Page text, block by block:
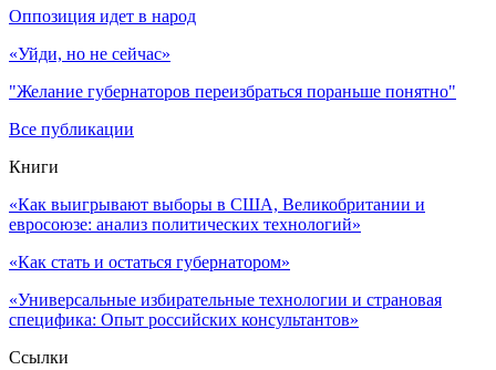
Оппозиция идет в народ
«Уйди, но не сейчас»
"Желание губернаторов переизбраться пораньше понятно"
Все публикации
Книги
«Как выигрывают выборы в США, Великобритании и
евросоюзе: анализ политических технологий»
«Как стать и остаться губернатором»
«Универсальные избирательные технологии и страновая
специфика: Опыт российских консультантов»
Ссылки